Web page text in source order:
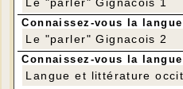
Le "parler" Gignacois 1
Connaissez-vous la
Le "parler" Gignacois 2
Connaissez-vous la
Langue et littérature